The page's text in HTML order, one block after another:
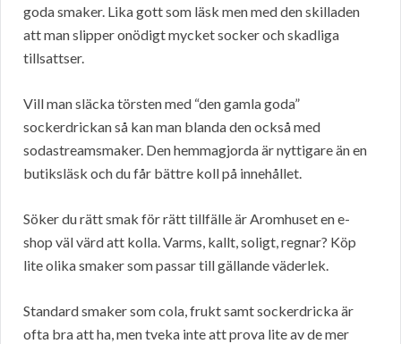
goda smaker. Lika gott som läsk men med den skilladen
att man slipper onödigt mycket socker och skadliga
tillsattser.
Vill man släcka törsten med “den gamla goda”
sockerdrickan så kan man blanda den också med
sodastreamsmaker. Den hemmagjorda är nyttigare än en
butiksläsk och du får bättre koll på innehållet.
Söker du rätt smak för rätt tillfälle är Aromhuset en e-
shop väl värd att kolla. Varms, kallt, soligt, regnar? Köp
lite olika smaker som passar till gällande väderlek.
Standard smaker som cola, frukt samt sockerdricka är
ofta bra att ha, men tveka inte att prova lite av de mer